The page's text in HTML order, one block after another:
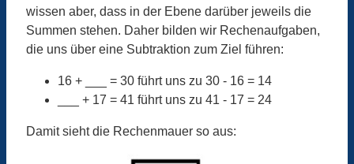
wissen aber, dass in der Ebene darüber jeweils die
Summen stehen. Daher bilden wir Rechenaufgaben,
die uns über eine Subtraktion zum Ziel führen:
16 + ___ = 30 führt uns zu 30 - 16 = 14
___ + 17 = 41 führt uns zu 41 - 17 = 24
Damit sieht die Rechenmauer so aus: